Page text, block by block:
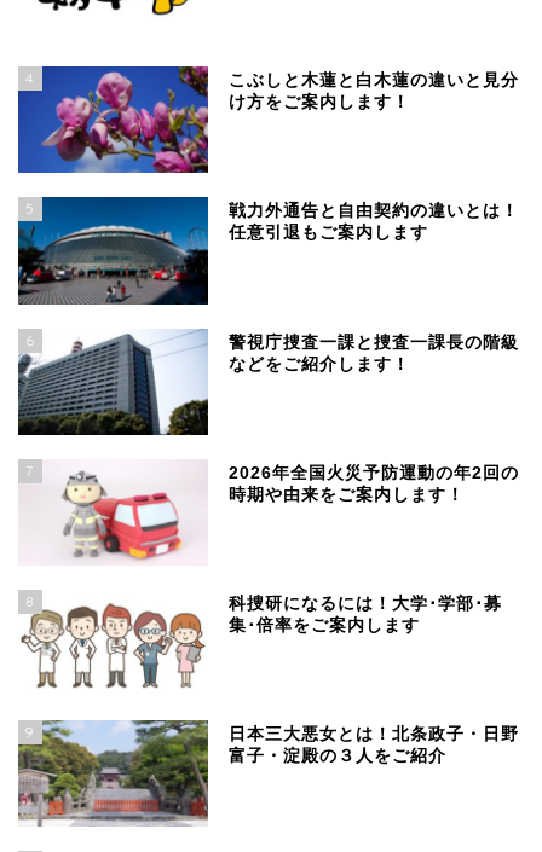
4
こぶしと木蓮と白木蓮の違いと見分
け方をご案内します！
5
戦力外通告と自由契約の違いとは！
任意引退もご案内します
6
警視庁捜査一課と捜査一課長の階級
などをご紹介します！
7
2026年全国火災予防運動の年2回の
時期や由来をご案内します！
8
科捜研になるには！大学･学部･募
集･倍率をご案内します
9
日本三大悪女とは！北条政子・日野
富子・淀殿の３人をご紹介